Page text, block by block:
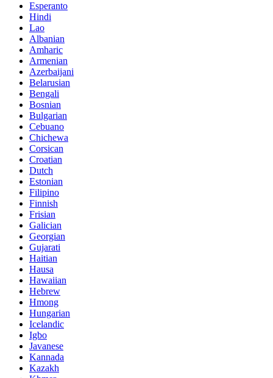
Esperanto
Hindi
Lao
Albanian
Amharic
Armenian
Azerbaijani
Belarusian
Bengali
Bosnian
Bulgarian
Cebuano
Chichewa
Corsican
Croatian
Dutch
Estonian
Filipino
Finnish
Frisian
Galician
Georgian
Gujarati
Haitian
Hausa
Hawaiian
Hebrew
Hmong
Hungarian
Icelandic
Igbo
Javanese
Kannada
Kazakh